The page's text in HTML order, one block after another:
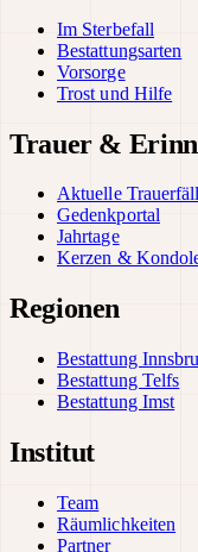
Im Sterbefall
Bestattungsarten
Vorsorge
Trost und Hilfe
Trauer &
Aktuelle
Gedenkportal
Jahrtage
Kerzen &
Regionen
Bestattung
Bestattung Telfs
Bestattung Imst
Institut
Team
Räumlichkeiten
Partner